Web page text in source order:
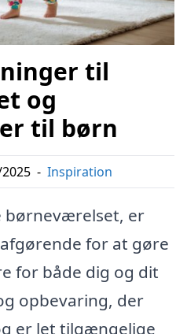
til
og
til børn
- Inspiration
børneværelset, er
for at gøre
for både dig og dit
opbevaring, der
er let tilgængelige